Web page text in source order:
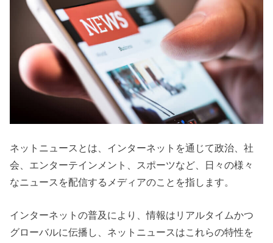
ネットニュースとは、インターネットを通じて政治、社
会、エンターテインメント、スポーツなど、日々の様々
なニュースを配信するメディアのことを指します。
インターネットの普及により、情報はリアルタイムかつ
グローバルに伝播し、ネットニュースはこれらの特性を